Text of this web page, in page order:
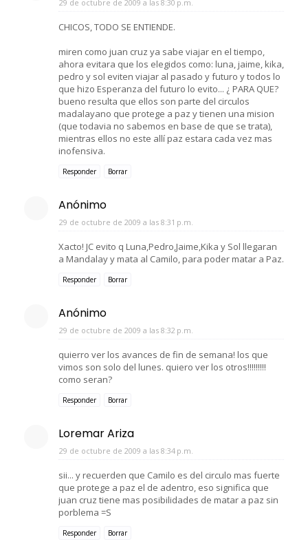
29 de octubre de 2009 a las 8:30 p.m.
CHICOS, TODO SE ENTIENDE.
miren como juan cruz ya sabe viajar en el tiempo,
ahora evitara que los elegidos como: luna, jaime, kika,
pedro y sol eviten viajar al pasado y futuro y todos lo
que hizo Esperanza del futuro lo evito... ¿ PARA QUE?
bueno resulta que ellos son parte del circulos
madalayano que protege a paz y tienen una mision
(que todavia no sabemos en base de que se trata),
mientras ellos no este allí paz estara cada vez mas
inofensiva.
Responder Borrar
Anónimo
29 de octubre de 2009 a las 8:31 p.m.
Xacto! JC evito q Luna,Pedro,Jaime,Kika y Sol llegaran
a Mandalay y mata al Camilo, para poder matar a Paz.
Responder Borrar
Anónimo
29 de octubre de 2009 a las 8:32 p.m.
quierro ver los avances de fin de semana! los que
vimos son solo del lunes. quiero ver los otros!!!!!!!!!
como seran?
Responder Borrar
Loremar Ariza
29 de octubre de 2009 a las 8:34 p.m.
sii... y recuerden que Camilo es del circulo mas fuerte
que protege a paz el de adentro, eso significa que
juan cruz tiene mas posibilidades de matar a paz sin
porblema =S
Responder Borrar